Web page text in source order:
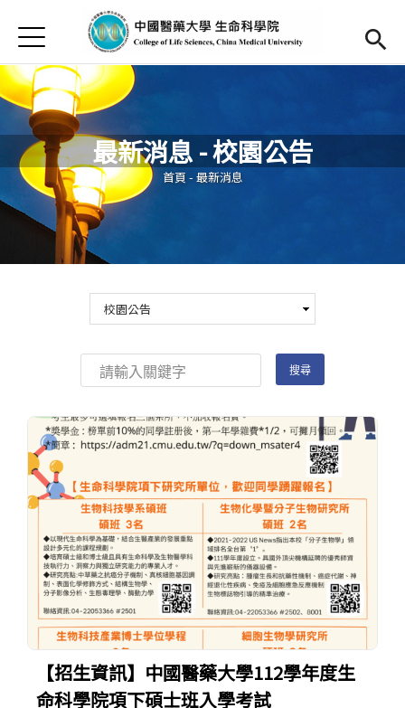
首頁
最新消息
Open submenu (關於本院)
關於本院
研究發展及特色
活動集錦
發展及就業
Open
最新消息 - 校園公告
您在這裡
首頁 - 最新消息
【招生資訊】中國醫藥大學112學年度生
命科學院項下碩士班入學考試